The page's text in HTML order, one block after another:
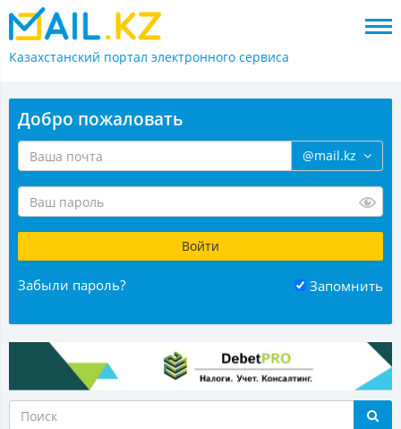
Казахстанский портал электронного сервиса
Добро пожаловать
@mail.kz
Забыли пароль? Запомнить